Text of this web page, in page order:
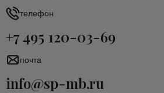
телефон
+7 495 120-03-69
почта
info@sp-mb.ru